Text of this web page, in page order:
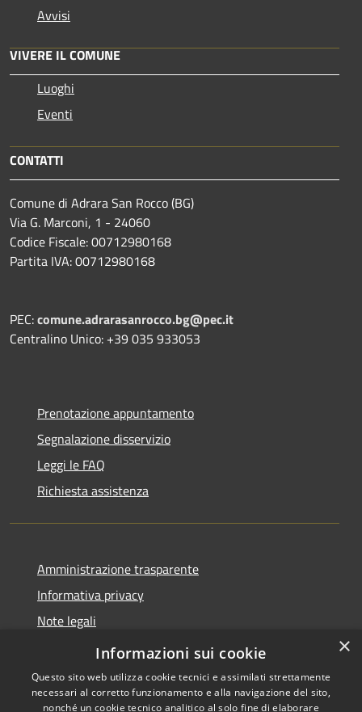
Avvisi
VIVERE IL COMUNE
Luoghi
Eventi
CONTATTI
Comune di Adrara San Rocco (BG)
Via G. Marconi, 1 - 24060
Codice Fiscale: 00712980168
Partita IVA: 00712980168
PEC:comune.adrarasanrocco.bg@pec.it
Centralino Unico: +39 035 933053
Prenotazione appuntamento
Segnalazione disservizio
Leggi le FAQ
Richiesta assistenza
Amministrazione trasparente
Informativa privacy
Note legali
Dichiarazione di accessibilità
×
Informazioni sui cookie
Questo sito web utilizza cookie tecnici e assimilati strettamente
necessari al corretto funzionamento e alla navigazione del sito,
nonché un cookie tecnico analitico al solo fine di elaborare